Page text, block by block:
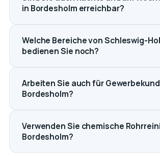
in Bordesholm erreichbar?
Welche Bereiche von Schleswig-
bedienen Sie noch?
Arbeiten Sie auch für
Bordesholm?
Verwenden Sie chemische
Bordesholm?